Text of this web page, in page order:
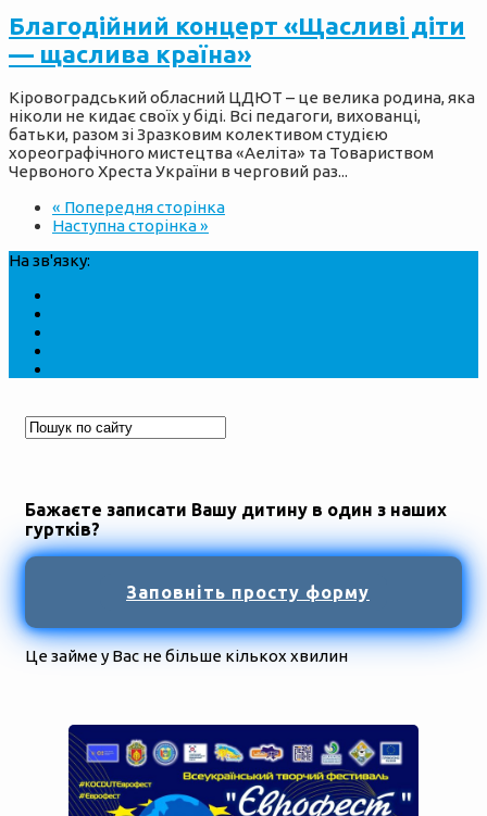
Благодійний концерт «Щасливі діти
— щаслива країна»
Кіровоградський обласний ЦДЮТ – це велика родина, яка
ніколи не кидає своїх у біді. Всі педагоги, вихованці,
батьки, разом зі Зразковим колективом студією
хореографічного мистецтва «Аеліта» та Товариством
Червоного Хреста України в черговий раз...
« Попередня сторінка
Наступна сторінка »
На зв'язку:
Бажаєте записати Вашу дитину в один з наших
гуртків?
Заповніть просту форму
Це займе у Вас не більше кількох хвилин